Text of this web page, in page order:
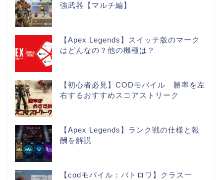
強武器【マルチ編】
【Apex Legends】スイッチ版のマーク
はどんなの？他の機種は？
【初心者必見】CODモバイル 勝率を左
右するおすすめスコアストリーク
【Apex Legends】ランク戦の仕様と報
酬を解説
【codモバイル：バトロワ】クラス一